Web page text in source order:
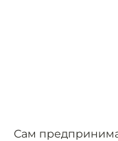
Сам